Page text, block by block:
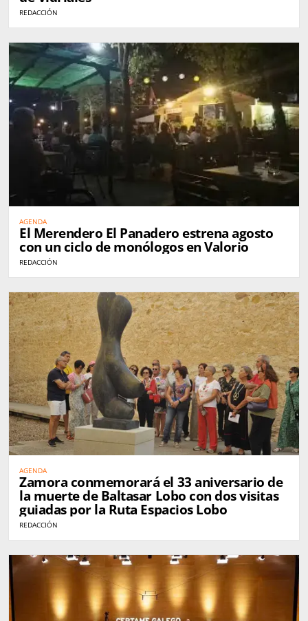
REDACCIÓN
AGENDA
El Merendero El Panadero estrena agosto
con un ciclo de monólogos en Valorio
REDACCIÓN
AGENDA
Zamora conmemorará el 33 aniversario de
la muerte de Baltasar Lobo con dos visitas
guiadas por la Ruta Espacios Lobo
REDACCIÓN